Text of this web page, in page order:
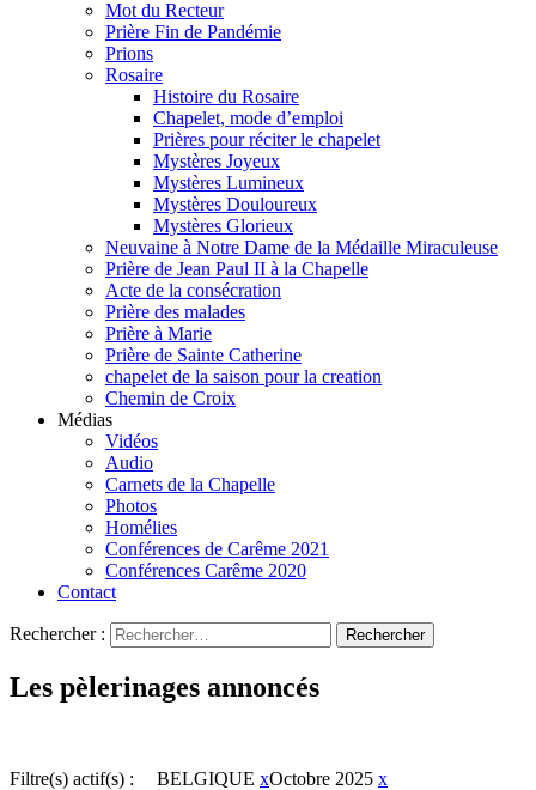
Mot du Recteur
Prière Fin de Pandémie
Prions
Rosaire
Histoire du Rosaire
Chapelet, mode d’emploi
Prières pour réciter le chapelet
Mystères Joyeux
Mystères Lumineux
Mystères Douloureux
Mystères Glorieux
Neuvaine à Notre Dame de la Médaille Miraculeuse
Prière de Jean Paul II à la Chapelle
Acte de la consécration
Prière des malades
Prière à Marie
Prière de Sainte Catherine
chapelet de la saison pour la creation
Chemin de Croix
Médias
Vidéos
Audio
Carnets de la Chapelle
Photos
Homélies
Conférences de Carême 2021
Conférences Carême 2020
Contact
Rechercher :
Les pèlerinages annoncés
Filtre(s) actif(s) : BELGIQUE xOctobre 2025 x